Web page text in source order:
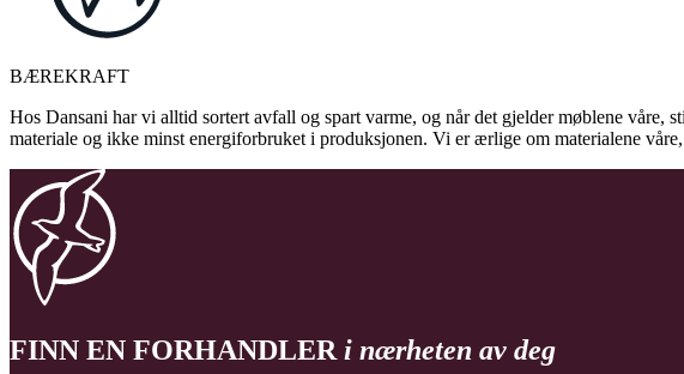
BÆREKRAFT
Hos Dansani har vi alltid sortert avfall og spart varme, og når det gjelder møblene
materiale og ikke minst energiforbruket i produksjonen. Vi er ærlige om materialene
FINN EN FORHANDLER i nærheten av deg